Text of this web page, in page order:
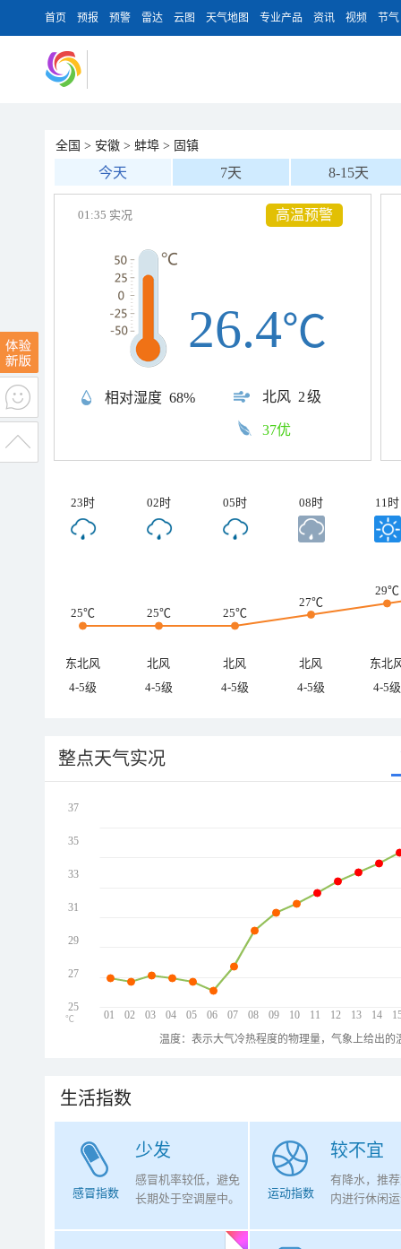
首页 预报 预警 雷达 云图 天气地图 专业产品 资讯 视频 节气
全国 > 安徽 > 蚌埠 > 固镇
今天 7天 8-15天
01:35 实况
相对湿度 68% 北风 2级
26.4℃
37优
高温预警
23时 02时 05时 08时 11时
25℃ 25℃ 25℃
27℃
29℃
东北风 北风 北风 北风
东北
4-5级
4-5级 4-5级 4-5级 4-5级
整点天气实况
01 02 03 04 05 06 07 08 09 10 11 12 13 14
37
35
33
31
29
27
25
℃
温度：表示大气冷热程度的物理量，气象上给出
生活指数
少发
感冒指数
感冒机率较低，避免
长期处于空调屋中。
较不宜
运动指数
有降水，推
内进行休闲